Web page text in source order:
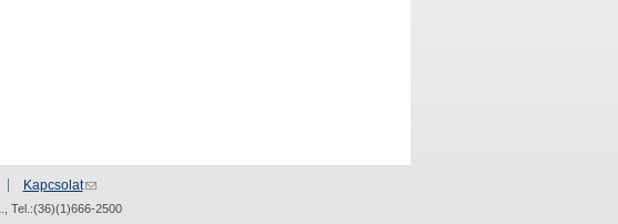
Kapcsolat
Tel.:(36)(1)666-2500